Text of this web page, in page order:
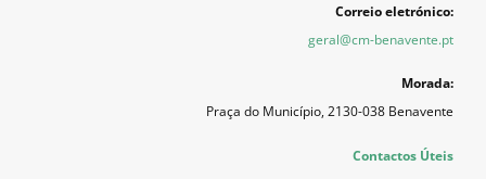
Correio eletrónico:
geral@cm-benavente.pt
Morada:
Praça do Município, 2130-038 Benavente
Contactos Úteis